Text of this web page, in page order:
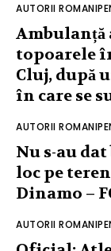
AUTORII
Ambulanță
topoarele
Cluj, după
în care se
AUTORII
Nu s-au dat
loc pe
Dinamo –
AUTORII